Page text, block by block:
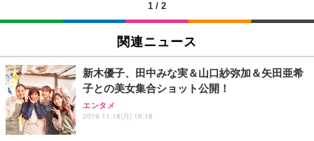
SIHOO B100 オフィスチェア／デスクチェア メッシ
ュチェア 人間工学 疲れない ブラック
￥27,999
Sezlife オフィスチェア デスクチェア 疲れない テレ
ワーク チェア 強化バックレスト 30度ロッキング機
能 人間工学 椅子 腰サポート 90度跳ね上げ式アーム
EIZO ビジネス向けプレミアムモニター | FlexScan
￥109,572
【純正品】27"ゲーミングモニター DualSense 充電
フック付き（CFI-ZDM1J）
Amazonベーシック ペットシーツ 厚型 ワイド 42枚
x2袋(84枚) ホワイト(吸収面:ライトブルー)
￥3,234
ネオ・ルーライフ ネオ・オムツ L 中型犬用 26枚入
り 単品
1 / 2
関連ニュース
新木優子、田中みな実＆山口紗弥加＆矢田亜希
子との美女集合ショット公開！
エンタメ
2019.11.18(月) 16:18